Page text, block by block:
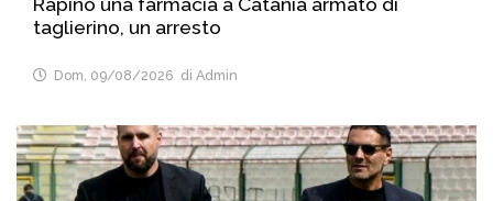
Rapinò una farmacia a Catania armato di
taglierino, un arresto
Dom, 09/08/2026 di Admin